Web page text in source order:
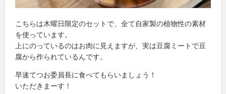
こちらは木曜日限定のセットで、全て自家製の植物性の素材
を使っています。
上にのっているのはお肉に見えますが、実は豆腐ミートで豆
腐から作られているんです。
早速てつお委員長に食べてもらいましょう！
いただきまーす！